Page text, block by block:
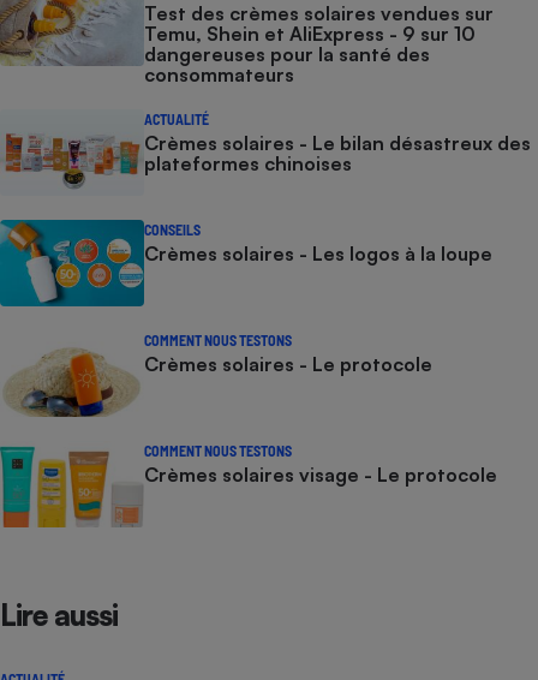
Test des crèmes solaires vendues sur
Temu, Shein et AliExpress - 9 sur 10
dangereuses pour la santé des
consommateurs
ACTUALITÉ
Crèmes solaires - Le bilan désastreux des
plateformes chinoises
CONSEILS
Crèmes solaires - Les logos à la loupe
COMMENT NOUS TESTONS
Crèmes solaires - Le protocole
COMMENT NOUS TESTONS
Crèmes solaires visage - Le protocole
Lire aussi